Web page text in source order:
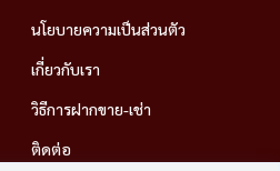
นโยบายความเป็นส่วนตัว
เกี่ยวกับเรา
วิธีการฝากขาย-เช่า
ติดต่อ